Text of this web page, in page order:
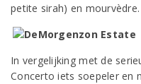
petite sirah) en mourvèdre.
In vergelijking met de
Concerto iets soepeler en